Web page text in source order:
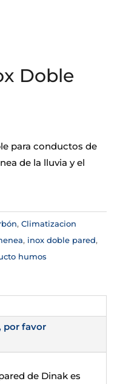
Doble
para conductos de
de la lluvia y el
,Climatizacion
, inox doble pared,
humos
por favor
de Dinak es